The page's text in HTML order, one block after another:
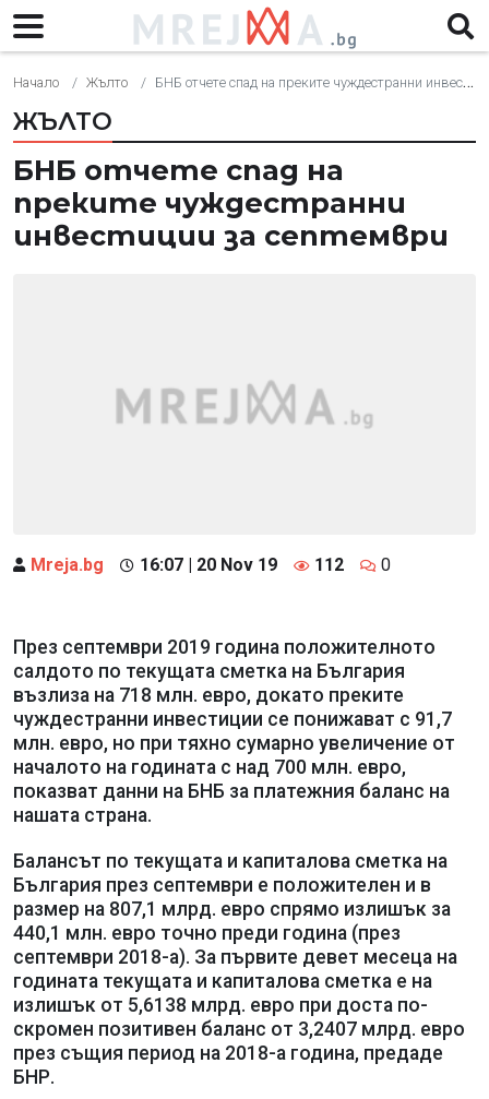
Начало Жълто БНБ отчете спад на преките чуждестранни инвестиции за септември
ЖЪЛТО
БНБ отчете спад на
преките чуждестранни
инвестиции за септември
Mreja.bg 16:07 | 20 Nov 19 112 0
През септември 2019 година положителното
салдото по текущата сметка на България
възлиза на 718 млн. евро, докато преките
чуждестранни инвестиции се понижават с 91,7
млн. евро, но при тяхно сумарно увеличение от
началото на годината с над 700 млн. евро,
показват данни на БНБ за платежния баланс на
нашата страна.
Балансът по текущата и капиталова сметка на
България през септември е положителен и в
размер на 807,1 млрд. евро спрямо излишък за
440,1 млн. евро точно преди година (през
септември 2018-а). За първите девет месеца на
годината текущата и капиталова сметка е на
излишък от 5,6138 млрд. евро при доста по-
скромен позитивен баланс от 3,2407 млрд. евро
през същия период на 2018-а година, предаде
БНР.